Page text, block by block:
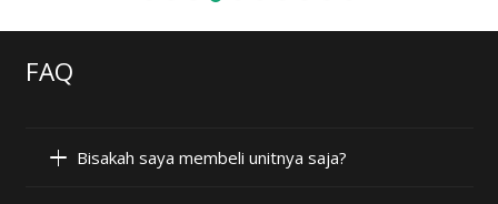
FAQ
Bisakah saya membeli unitnya saja?